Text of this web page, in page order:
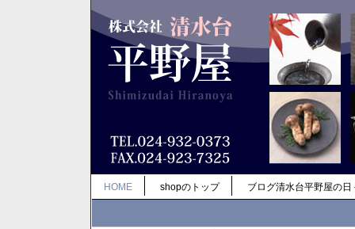
HOME shopのトップ ブログ清水台平野屋の日